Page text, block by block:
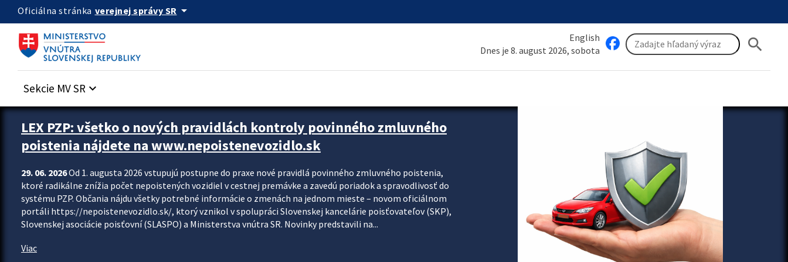
Preskocit na hlavný obsah
Oficiálna stránka verejnej správy SR arrow_drop_down
English
Dnes je 8. august 2026, sobota
search
Sekcie MV SR keyboard_arrow_down
Zastavit automatický posun upútavok
LEX PZP: všetko o nových pravidlách kontroly povinného zmluvného
poistenia nájdete na www.nepoistenevozidlo.sk
29. 06. 2026Od 1. augusta 2026 vstupujú postupne do praxe nové pravidlá povinného zmluvného poistenia,
ktoré radikálne znížia počet nepoistených vozidiel v cestnej premávke a zavedú poriadok a spravodlivosť do
systému PZP. Občania nájdu všetky potrebné informácie o zmenách na jednom mieste – novom oficiálnom
portáli https://nepoistenevozidlo.sk/, ktorý vznikol v spolupráci Slovenskej kancelárie poisťovateľov (SKP),
Slovenskej asociácie poisťovní (SLASPO) a Ministerstva vnútra SR. Novinky predstavili na...
Viac